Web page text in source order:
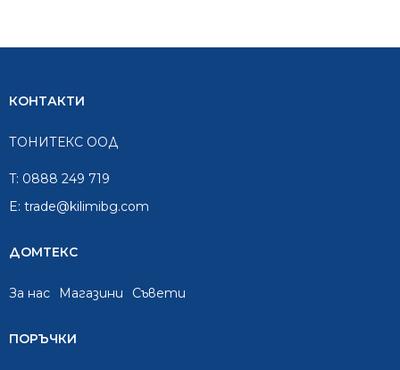
КОНТАКТИ
ТОНИТЕКС ООД
T: 0888 249 719
E: trade@kilimibg.com
ДОМТЕКС
За нас Mагазини Съвети
ПОРЪЧКИ